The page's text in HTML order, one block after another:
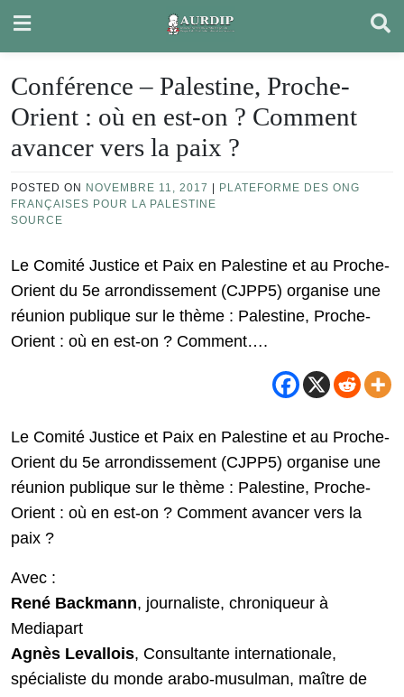
content
Conférence – Palestine, Proche-
Orient : où en est-on ? Comment
avancer vers la paix ?
POSTED ON NOVEMBRE 11, 2017
PLATEFORME DES ONG
FRANÇAISES POUR LA PALESTINE
SOURCE
Le Comité Justice et Paix en Palestine et au Proche-
Orient du 5e arrondissement (CJPP5) organise une
réunion publique sur le thème : Palestine, Proche-
Orient : où en est-on ? Comment….
Le Comité Justice et Paix en Palestine et au Proche-
Orient du 5e arrondissement (CJPP5) organise une
réunion publique sur le thème : Palestine, Proche-
Orient : où en est-on ? Comment avancer vers la
paix ?
Avec :
René Backmann, journaliste, chroniqueur à
Mediapart
Agnès Levallois, Consultante internationale,
spécialiste du monde arabo-musulman, maître de